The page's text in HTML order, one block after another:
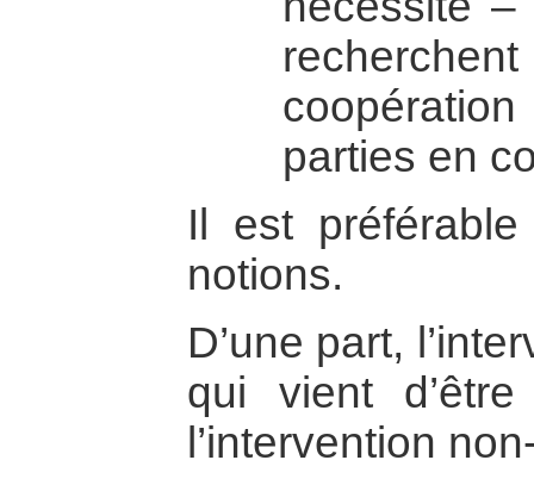
parties en
Il est
notions.
D’une part,
qui vient
l’intervention